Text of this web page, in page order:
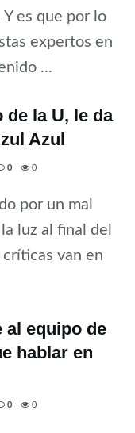
Y es que por lo
expertos en
...
la U, le da
Azul
0 0
por un mal
luz al final del
van en
equipo de
hablar en
0 0